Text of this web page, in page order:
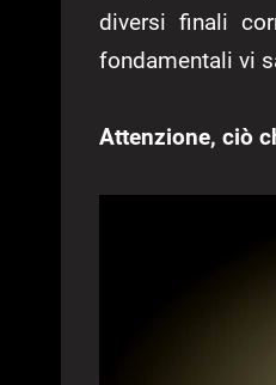
diversi finali
fondamentali vi
Attenzione, ciò